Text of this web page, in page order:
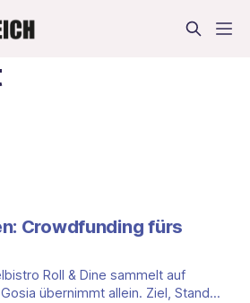
Crowdfunding fürs
Roll & Dine sammelt auf
übernimmt allein. Ziel, Stand